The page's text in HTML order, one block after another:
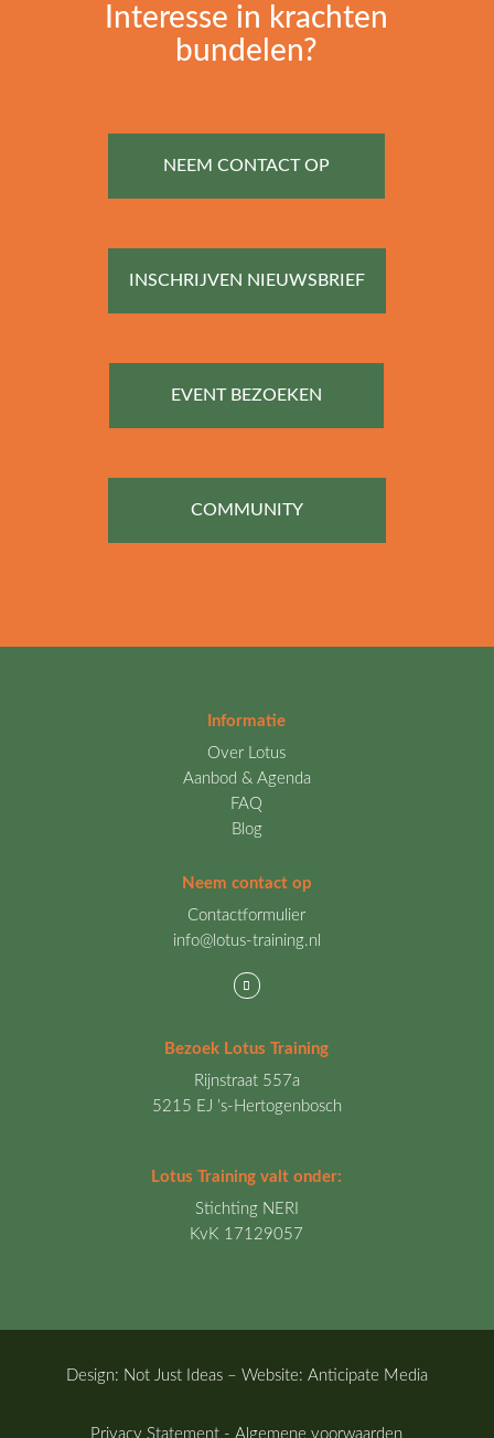
Interesse in krachten
bundelen?
NEEM CONTACT OP
INSCHRIJVEN NIEUWSBRIEF
EVENT BEZOEKEN
COMMUNITY
Informatie
Over Lotus
Aanbod & Agenda
FAQ
Blog
Neem contact op
Contactformulier
info@lotus-training.nl
Bezoek Lotus Training
Rijnstraat 557a
5215 EJ ’s-Hertogenbosch
Lotus Training valt onder:
Stichting NERI
KvK 17129057
Design: Not Just Ideas– Website: Anticipate Media
Privacy Statement -Algemene voorwaarden